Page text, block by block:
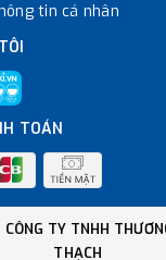
tin cá nhân
TOÁN
CÔNG TY TNHH
THẠCH